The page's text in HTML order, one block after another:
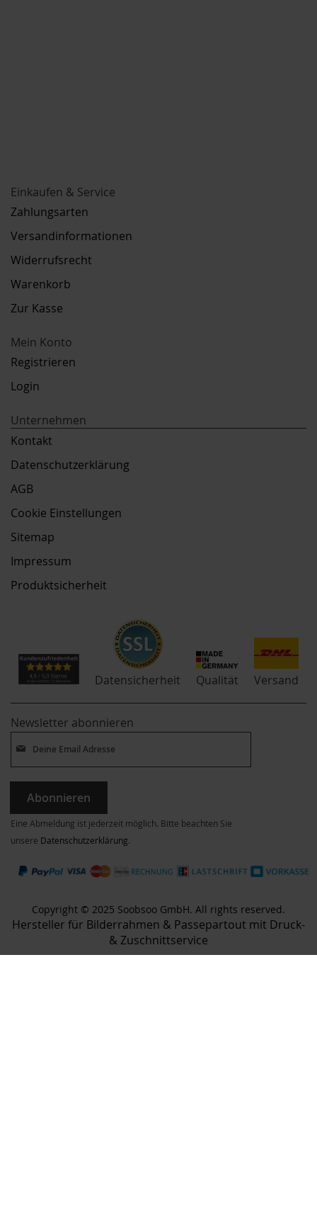
Einkaufen & Service
Zahlungsarten
Versandinformationen
Widerrufsrecht
Warenkorb
Zur Kasse
Mein Konto
Registrieren
Login
Unternehmen
Kontakt
Datenschutzerklärung
AGB
Cookie Einstellungen
Sitemap
Impressum
Produktsicherheit
Datensicherheit Qualität Versand
Newsletter abonnieren
Abonnieren
Eine Abmeldung ist jederzeit möglich. Bitte beachten Sie
unsere Datenschutzerklärung.
Copyright © 2025 Soobsoo GmbH. All rights reserved.
Hersteller für Bilderrahmen & Passepartout mit Druck-
& Zuschnittservice